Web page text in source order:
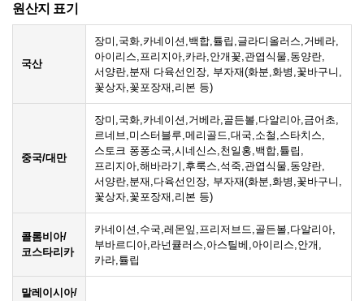
원산지 표기
국산
장미,국화,카네이션,백합,튤립,글라디올러스,거베라,
아이리스,프리지아,카라,안개꽃,관엽식물,동양란,
서양란,분재 다육선인장, 부자재(화분,화병,꽃바구니,
꽃상자,꽃포장재,리본 등)
중국/대만
장미,국화,카네이션,거베라,골든볼,다알리아,금어초,
르네브,미스터블루,메리골드,대국,소철,스타치스,
스토크 퐁퐁소국,시네신스,천일홍,백합,튤립,
프리지아,해바라기,후룩스,석죽,관엽식물,동양란,
서양란,분재,다육선인장, 부자재(화분,화병,꽃바구니,
꽃상자,꽃포장재,리본 등)
콜롬비아/
코스타리카
카네이션,수국,레몬잎,프리저브드,골든볼,다알리아,
부바르디아,라넌큘러스,아스틸베,아이리스,안개,
카라,튤립
말레이시아/